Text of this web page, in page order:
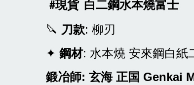
#現貨 白二鋼水本燒富士
🔪 刀款: 柳刃
✦鋼材: 水本燒 安來鋼白紙
鍛冶師: 玄海 正国 Genkai